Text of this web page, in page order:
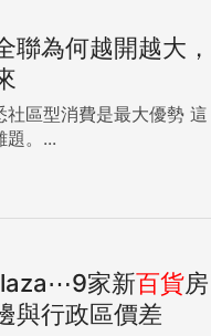
聯為何越開越大，
區型消費是最大優勢 這
題。...
家新百貨房
與行政區價差